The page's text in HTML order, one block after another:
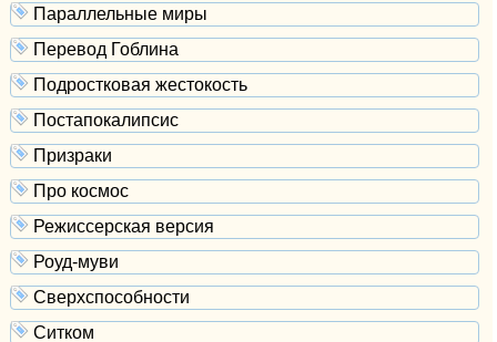
Параллельные миры
Перевод Гоблина
Подростковая жестокость
Постапокалипсис
Призраки
Про космос
Режиссерская версия
Роуд-муви
Сверхспособности
Ситком